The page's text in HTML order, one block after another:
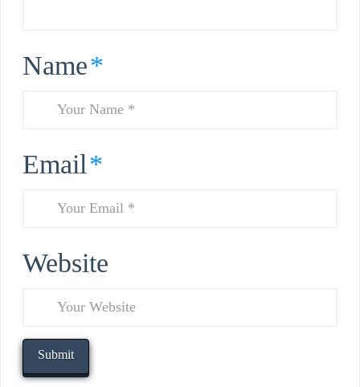
Name*
Email*
Website